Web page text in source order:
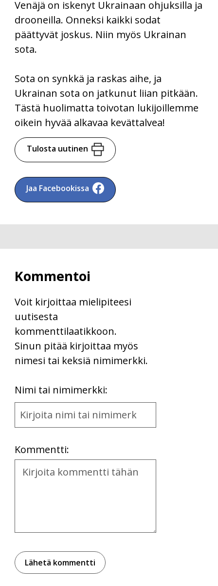
Venäjä on iskenyt Ukrainaan ohjuksilla ja
drooneilla. Onneksi kaikki sodat
päättyvät joskus. Niin myös Ukrainan
sota.
Sota on synkkä ja raskas aihe, ja
Ukrainan sota on jatkunut liian pitkään.
Tästä huolimatta toivotan lukijoillemme
oikein hyvää alkavaa kevättalvea!
Tulosta uutinen
Jaa Facebookissa
Kommentoi
Voit kirjoittaa mielipiteesi
uutisesta
kommenttilaatikkoon.
Sinun pitää kirjoittaa myös
nimesi tai keksiä nimimerkki.
Nimi tai nimimerkki:
Name
and
Kommentti:
Kommentti